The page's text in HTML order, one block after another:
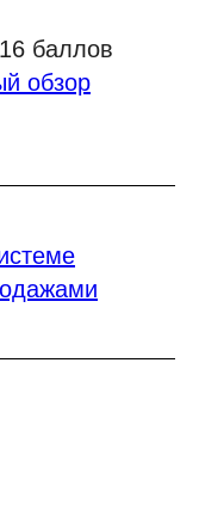
баллов
обзор